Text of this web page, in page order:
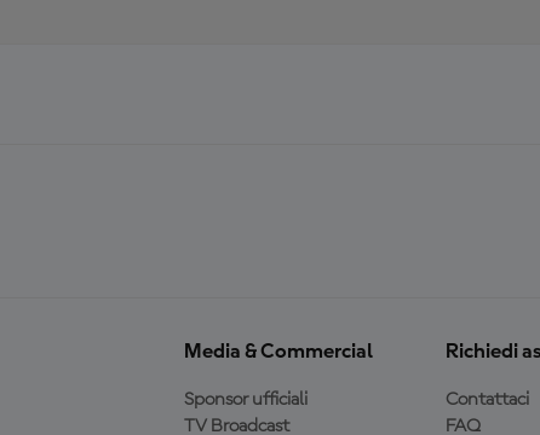
Media & Commercial
Sponsor ufficiali
TV Broadcast
Richiedi
Contattaci
FAQ